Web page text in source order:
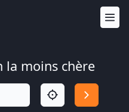
la moins chère